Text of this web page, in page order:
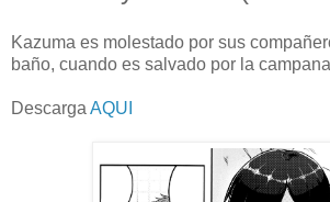
Kazuma es molestado por sus
baño, cuando es salvado por la
Descarga AQUI